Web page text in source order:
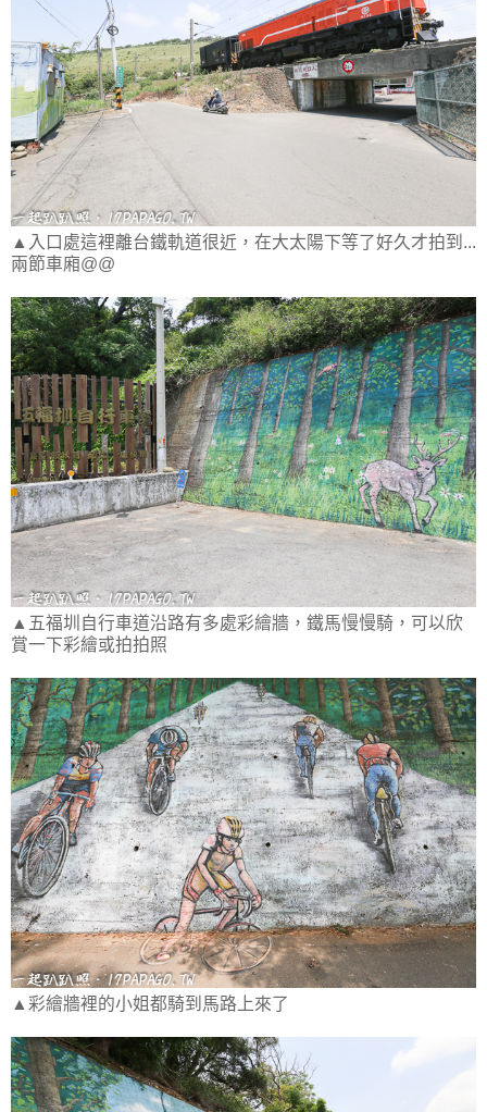
▲入口處這裡離台鐵軌道很近，在大太陽下等了好久才拍到...
兩節車廂@@
▲五福圳自行車道沿路有多處彩繪牆，鐵馬慢慢騎，可以欣
賞一下彩繪或拍拍照
▲彩繪牆裡的小姐都騎到馬路上來了